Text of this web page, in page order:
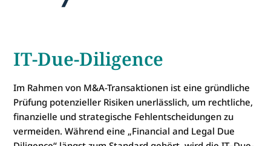
IT-Due-Diligence
Im Rahmen von M&A-Transaktionen ist eine gründliche
Prüfung potenzieller Risiken unerlässlich, um rechtliche,
finanzielle und strategische Fehlentscheidungen zu
vermeiden. Während eine „Financial and Legal Due